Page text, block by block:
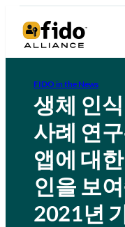
FIDO in the News
생체 인
사례 연
앱에 대
인을 보
2021년